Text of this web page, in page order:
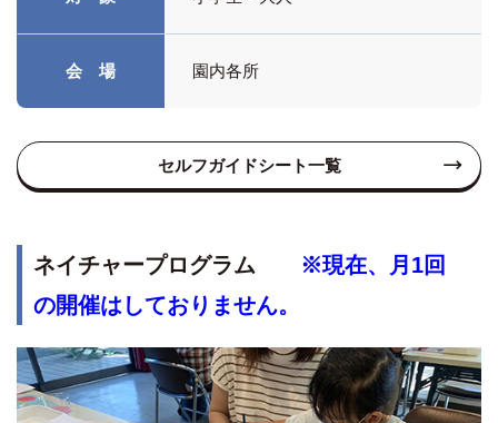
会 場 園内各所
セルフガイドシート一覧
ネイチャープログラム ※現在、月1回
の開催はしておりません。